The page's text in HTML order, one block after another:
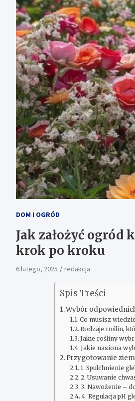
DOM I OGRÓD
Jak założyć
krok po kroku
6 lutego, 2025 redakcja
Spis Treści
Wybór
Co musisz
Rodzaje roślin,
Jakie rośliny
Jakie nasiona
Przygotowanie
1. Spulchnienie
2. Usuwanie
3. Nawożenie –
4. Regulacja pH